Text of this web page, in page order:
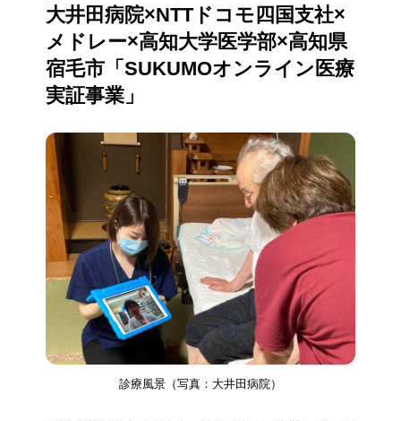
大井田病院×NTTドコモ四国支社×
メドレー×高知大学医学部×高知県
宿毛市「SUKUMOオンライン医療
実証事業」
診療風景（写真：大井田病院）